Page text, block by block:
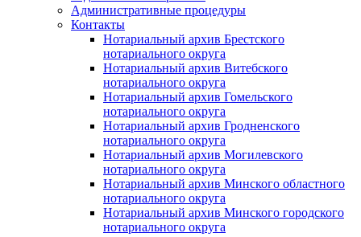
Административные процедуры
Контакты
Нотариальный архив Брестского
нотариального округа
Нотариальный архив Витебского
нотариального округа
Нотариальный архив Гомельского
нотариального округа
Нотариальный архив Гродненского
нотариального округа
Нотариальный архив Могилевского
нотариального округа
Нотариальный архив Минского областного
нотариального округа
Нотариальный архив Минского городского
нотариального округа